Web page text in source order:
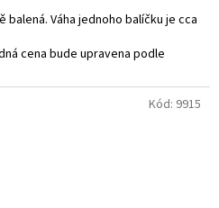
balená. Váha jednoho balíčku je cca
cena bude upravena podle
Kód: 9915